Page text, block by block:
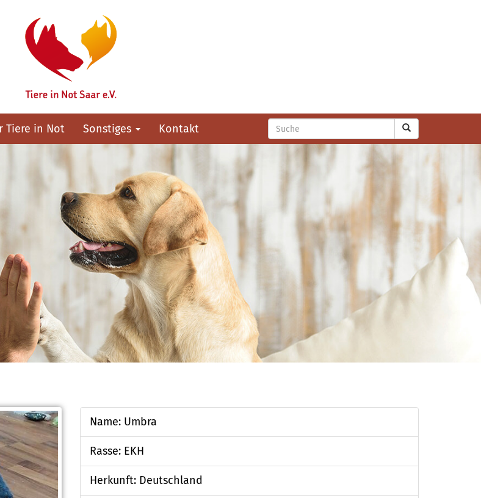
Tiere in Not Sonstiges Kontakt
Name: Umbra
Rasse: EKH
Herkunft: Deutschland